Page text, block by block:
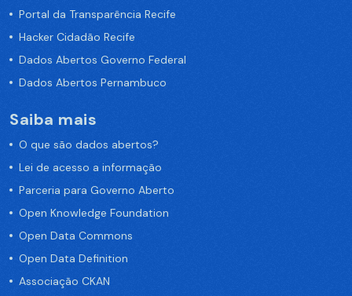
Portal da Transparência Recife
Hacker Cidadão Recife
Dados Abertos Governo Federal
Dados Abertos Pernambuco
Saiba mais
O que são dados abertos?
Lei de acesso a informação
Parceria para Governo Aberto
Open Knowledge Foundation
Open Data Commons
Open Data Definition
Associação CKAN